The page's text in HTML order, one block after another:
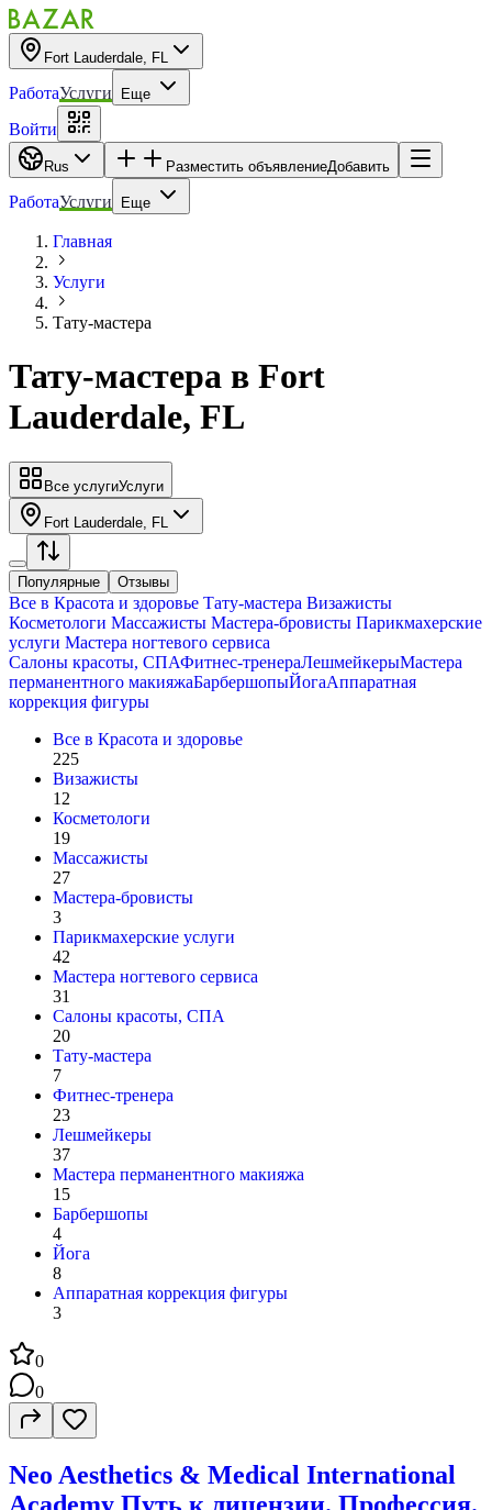
Fort Lauderdale, FL
РаботаУслуги Еще
Войти
Rus Разместить объявлениеДобавить
РаботаУслуги Еще
Главная
Услуги
Тату-мастера
Тату-мастера в Fort
Lauderdale, FL
Все услугиУслуги
Fort Lauderdale, FL
Популярные Отзывы
Все в Красота и здоровье Тату-мастера Визажисты
Косметологи Массажисты Мастера-бровисты Парикмахерские
услуги Мастера ногтевого сервиса
Салоны красоты, СПАФитнес-тренераЛешмейкерыМастера
перманентного макияжаБарбершопыЙогаАппаратная
коррекция фигуры
Все в Красота и здоровье
225
Визажисты
12
Косметологи
19
Массажисты
27
Мастера-бровисты
3
Парикмахерские услуги
42
Мастера ногтевого сервиса
31
Салоны красоты, СПА
20
Тату-мастера
7
Фитнес-тренера
23
Лешмейкеры
37
Мастера перманентного макияжа
15
Барбершопы
4
Йога
8
Аппаратная коррекция фигуры
3
0
0
Neo Aesthetics & Medical International
Academy Путь к лицензии. Профессия.